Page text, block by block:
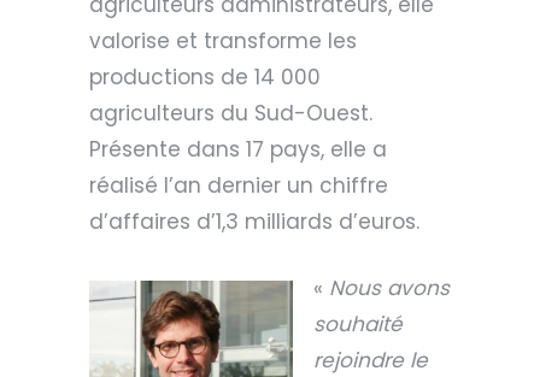
valorise et transforme les
productions de 14 000
agriculteurs du Sud-Ouest.
Présente dans 17 pays, elle a
réalisé l’an dernier un chiffre
d’affaires d’1,3 milliards d’euros.
« Nous avons
souhaité
rejoindre le